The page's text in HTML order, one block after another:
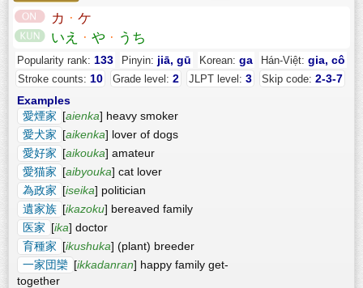
カ · ケ
いえ · や · うち
Popularity rank: 133 Pinyin: jiā, gū Korean: ga Hán-Việt: gia, cô
Stroke counts: 10 Grade level: 2 JLPT level: 3 Skip code: 2-3-7
Examples
愛煙家 [aienka] heavy smoker
愛犬家 [aikenka] lover of dogs
愛好家 [aikouka] amateur
愛猫家 [aibyouka] cat lover
為政家 [iseika] politician
遺家族 [ikazoku] bereaved family
医家 [ika] doctor
育種家 [ikushuka] (plant) breeder
一家団欒 [ikkadanran] happy family get-
together